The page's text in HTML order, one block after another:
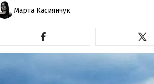
Марта Касиянчук